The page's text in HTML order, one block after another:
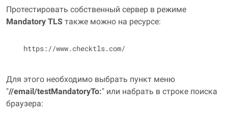
Протестировать собственный сервер в режиме
Mandatory TLS также можно на ресурсе:
Для этого необходимо выбрать пункт меню
"//email/testMandatoryTo:" или набрать в строке поиска
браузера: